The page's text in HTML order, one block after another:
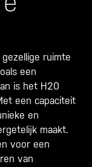
ruimte
een
is het H20
een capaciteit
en
maakt.
voor een
van